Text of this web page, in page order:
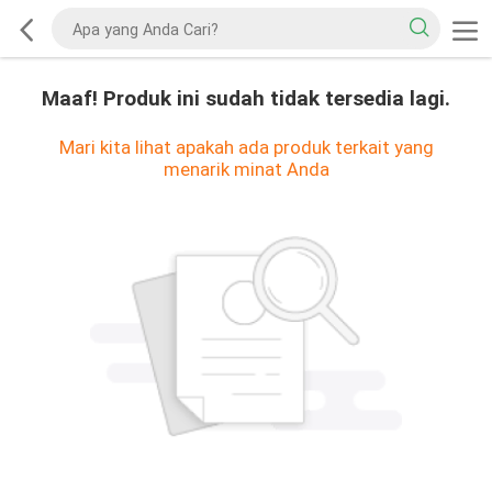
Maaf! Produk ini sudah tidak tersedia lagi.
Mari kita lihat apakah ada produk terkait yang
menarik minat Anda